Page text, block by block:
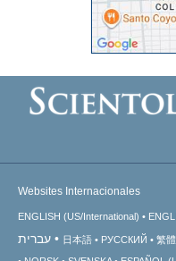
Websites Internacionales
ENGLISH (US/International)
עברית 日本語 РУССКИЙ 繁